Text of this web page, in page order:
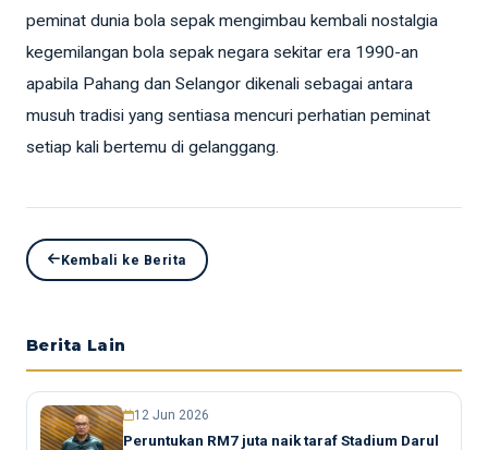
peminat dunia bola sepak mengimbau kembali nostalgia
kegemilangan bola sepak negara sekitar era 1990-an
apabila Pahang dan Selangor dikenali sebagai antara
musuh tradisi yang sentiasa mencuri perhatian peminat
setiap kali bertemu di gelanggang.
Kembali ke Berita
Berita Lain
12 Jun 2026
Peruntukan RM7 juta naik taraf Stadium Darul